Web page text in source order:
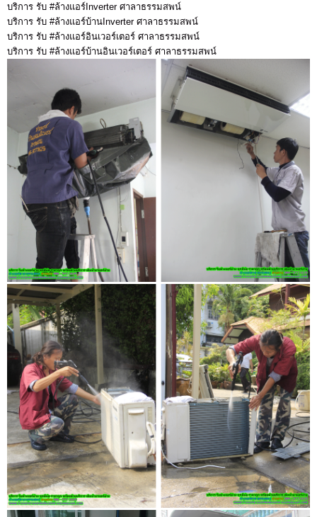
บริการ รับ #ล้างแอร์Inverter ศาลาธรรมสพน์
บริการ รับ #ล้างแอร์บ้านInverter ศาลาธรรมสพน์
บริการ รับ #ล้างแอร์อินเวอร์เตอร์ ศาลาธรรมสพน์
บริการ รับ #ล้างแอร์บ้านอินเวอร์เตอร์ ศาลาธรรมสพน์